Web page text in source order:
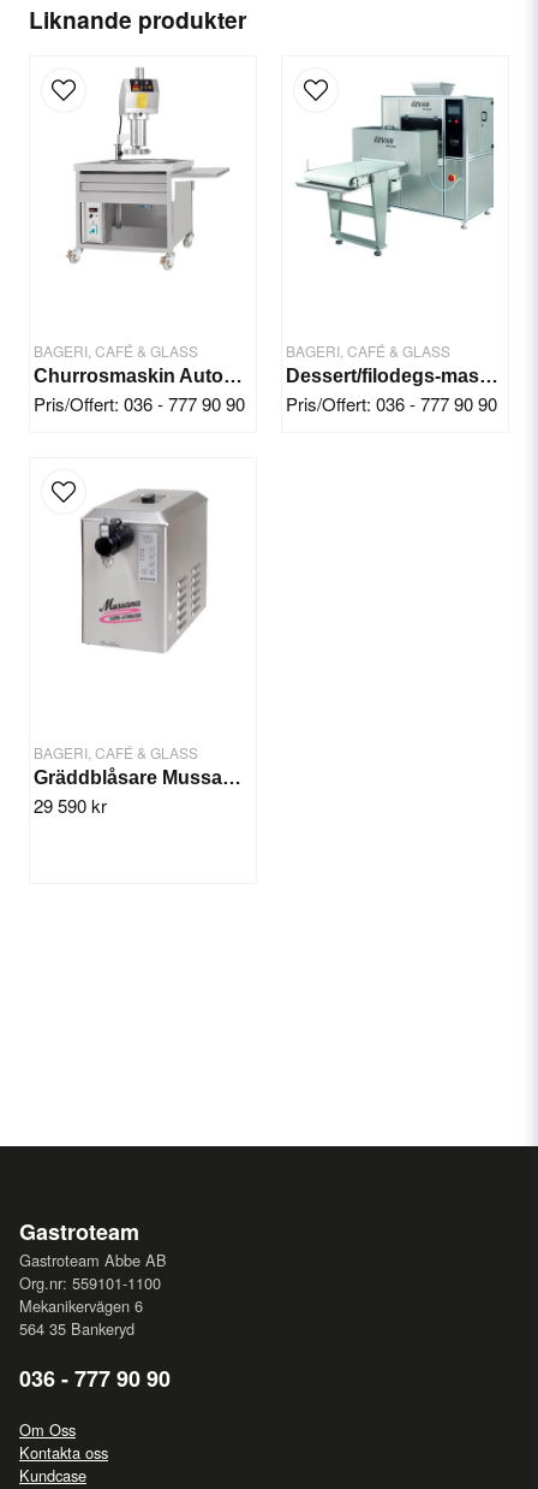
Liknande produkter
BAGERI, CAFÉ & GLASS
Churrosmaskin Automatisk (4 kg deg)
Pris/Offert: 036 - 777 90 90
BAGERI, CAFÉ & GLASS
Dessert/filodegs-maskin Baklava
Pris/Offert: 036 - 777 90 90
BAGERI, CAFÉ & GLASS
Gräddblåsare Mussana 'BOY' 4 Liter
29 590 kr
Ditt namn
email
E-postadress
Ja, ni får publicera min fråga
Gastroteam
Gastroteam Abbe AB
Org.nr: 559101-1100
Mekanikervägen 6
564 35 Bankeryd
036 - 777 90 90
Om Oss
Kontakta oss
Kundcase